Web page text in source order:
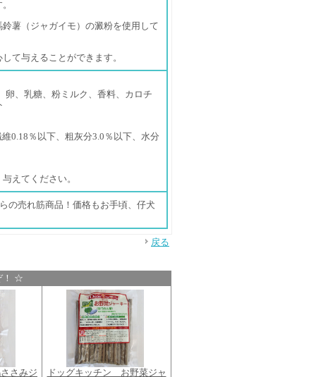
薯（ジャガイモ）の澱粉を使用して
て与えることができます。
卵、乳糖、粉ミルク、香料、カロチ
0.18％以下、粗灰分3.0％以下、水分
えてください。
の売れ筋商品！価格もお手頃、仔犬
戻る
！ ☆
さみジ
ドッグキッチン お野菜ジャ